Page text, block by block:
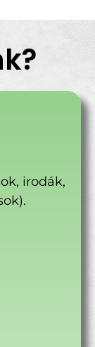
irodák,